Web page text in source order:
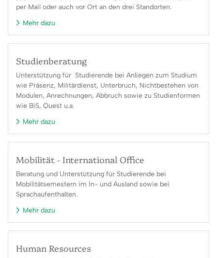
per Mail oder auch vor Ort an den drei Standorten.
Mehr dazu
Studienberatung
Unterstützung für Studierende bei Anliegen zum Studium
wie Präsenz, Militärdienst, Unterbruch, Nichtbestehen von
Modulen, Anrechnungen, Abbruch sowie zu Studienformen
wie BiS, Quest u.a.
Mehr dazu
Mobilität - International Office
Beratung und Unterstützung für Studierende bei
Mobilitätsemestern im In- und Ausland sowie bei
Sprachaufenthalten.
Mehr dazu
Human Resources